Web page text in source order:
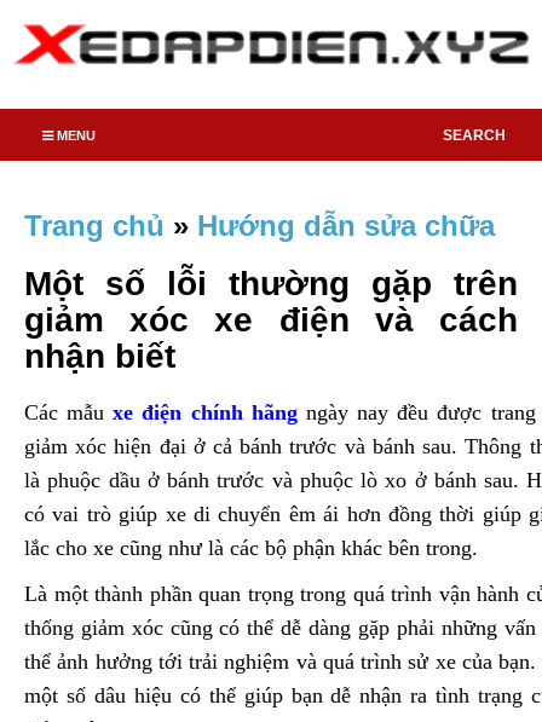
SEARCH
MENU
Trang chủ » Hướng dẫn sửa chữa
Một số lỗi thường gặp trên
giảm xóc xe điện và cách
nhận biết
Các mẫuxe điện chính hãngngày nay đều được trang
giảm xóc hiện đại ở cả bánh trước và bánh sau. Thông
là phuộc dầu ở bánh trước và phuộc lò xo ở bánh sau.
có vai trò giúp xe di chuyển êm ái hơn đồng thời giúp
lắc cho xe cũng như là các bộ phận khác bên trong.
Là một thành phần quan trọng trong quá trình vận hành
thống giảm xóc cũng có thể dễ dàng gặp phải những
thể ảnh hưởng tới trải nghiệm và quá trình sử xe của
một số dâu hiệu có thể giúp bạn dễ nhận ra tình trạng